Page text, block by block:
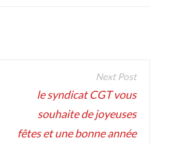
le syndicat CGT vous
souhaite de joyeuses
fêtes et une bonne année